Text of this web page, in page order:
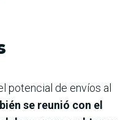
potencial de envíos al
se reunió con el